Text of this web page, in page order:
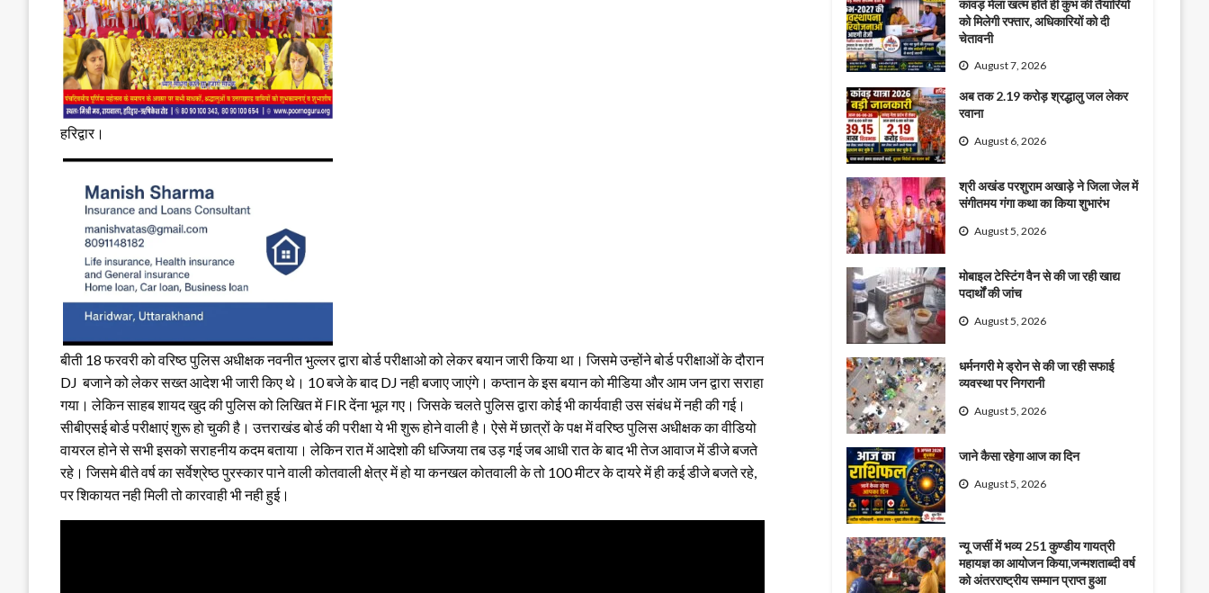
हरिद्वार।
बीती 18 फरवरी को वरिष्ठ पुलिस अधीक्षक नवनीत भुल्लर द्वारा बोर्ड परीक्षाओ को लेकर बयान जारी किया था। जिसमे उन्होंने बोर्ड परीक्षाओं के दौरान
DJ बजाने को लेकर सख्त आदेश भी जारी किए थे। 10 बजे के बाद DJ नही बजाए जाएंगे। कप्तान के इस बयान को मीडिया और आम जन द्वारा सराहा
गया। लेकिन साहब शायद खुद की पुलिस को लिखित में FIR देंना भूल गए। जिसके चलते पुलिस द्वारा कोई भी कार्यवाही उस संबंध में नही की गई।
सीबीएसई बोर्ड परीक्षाएं शुरू हो चुकी है। उत्तराखंड बोर्ड की परीक्षा ये भी शुरू होने वाली है। ऐसे में छात्रों के पक्ष में वरिष्ठ पुलिस अधीक्षक का वीडियो
वायरल होने से सभी इसको सराहनीय कदम बताया। लेकिन रात में आदेशो की धज्जिया तब उड़ गई जब आधी रात के बाद भी तेज आवाज में डीजे बजते
रहे। जिसमे बीते वर्ष का सर्वेश्रेष्ठ पुरस्कार पाने वाली कोतवाली क्षेत्र में हो या कनखल कोतवाली के तो 100 मीटर के दायरे में ही कई डीजे बजते रहे,
पर शिकायत नही मिली तो कारवाही भी नही हुई।
कांवड़ मेला खत्म होते ही कुंभ की तैयारियों
को मिलेगी रफ्तार, अधिकारियों को दी
चेतावनी
August 7, 2026
अब तक 2.19 करोड़ श्रद्धालु जल लेकर
रवाना
August 6, 2026
श्री अखंड परशुराम अखाड़े ने जिला जेल में
संगीतमय गंगा कथा का किया शुभारंभ
August 5, 2026
मोबाइल टेस्टिंग वैन से की जा रही खाद्य
पदार्थों की जांच
August 5, 2026
धर्मनगरी मे ड्रोन से की जा रही सफाई
व्यवस्था पर निगरानी
August 5, 2026
जाने कैसा रहेगा आज का दिन
August 5, 2026
न्यू जर्सी में भव्य 251 कुण्डीय गायत्री
महायज्ञ का आयोजन किया,जन्मशताब्दी वर्ष
को अंतरराष्ट्रीय सम्मान प्राप्त हुआ